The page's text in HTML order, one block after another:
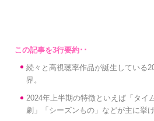
続々と高視聴率作品が誕生している
界。
2024年上半期の特徴といえば「タイ
劇」「シーズンもの」などが主に挙